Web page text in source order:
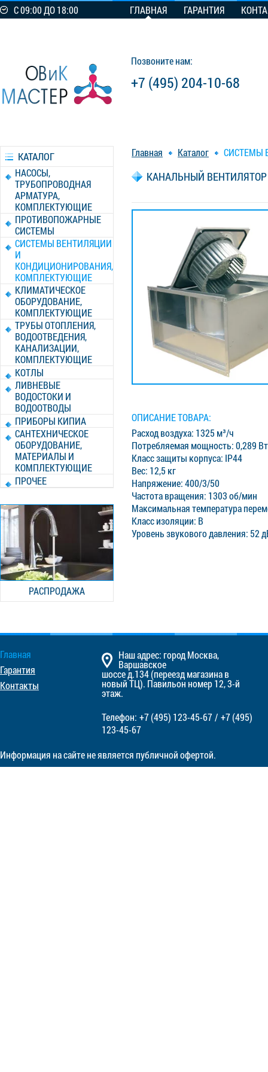
С 09:00 ДО 18:00 ГЛАВНАЯ ГАРАНТИЯ
Позвоните нам:
+7 (495) 204-10-68
КАТАЛОГ
НАСОСЫ,
ТРУБОПРОВОДНАЯ
АРМАТУРА,
КОМПЛЕКТУЮЩИЕ
ПРОТИВОПОЖАРНЫЕ
СИСТЕМЫ
СИСТЕМЫ ВЕНТИЛЯЦИИ
И
КОНДИЦИОНИРОВАНИЯ,
КОМПЛЕКТУЮЩИЕ
КЛИМАТИЧЕСКОЕ
ОБОРУДОВАНИЕ,
КОМПЛЕКТУЮЩИЕ
ТРУБЫ ОТОПЛЕНИЯ,
ВОДООТВЕДЕНИЯ,
КАНАЛИЗАЦИИ,
КОМПЛЕКТУЮЩИЕ
КОТЛЫ
ЛИВНЕВЫЕ
ВОДОСТОКИ И
ВОДООТВОДЫ
ПРИБОРЫ КИПИА
САНТЕХНИЧЕСКОЕ
ОБОРУДОВАНИЕ,
МАТЕРИАЛЫ И
КОМПЛЕКТУЮЩИЕ
ПРОЧЕЕ
РАСПРОДАЖА
Главная Каталог СИСТЕМЫ
КАНАЛЬНЫЙ ВЕНТИЛЯТОР
ОПИСАНИЕ ТОВАРА:
Расход воздуха: 1325 м³/ч
Потребляемая мощность: 0,289 Вт
Класс защиты корпуса: IP44
Вес: 12,5 кг
Напряжение: 400/3/50
Частота вращения: 1303 об/мин
Максимальная температура
Класс изоляции: B
Уровень звукового давления: 52
Главная
Гарантия
Контакты
Наш адрес: город Москва,
Варшавское
шоссе д.134 (переезд магазина в
новый ТЦ). Павильон номер 12, 3-й
этаж.
Телефон: +7 (495) 123-45-67/ +7 (495)
123-45-67
Информация на сайте не является публичной офертой.